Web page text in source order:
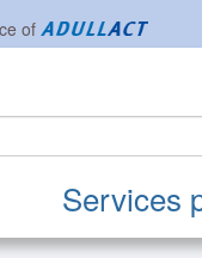
of
Services